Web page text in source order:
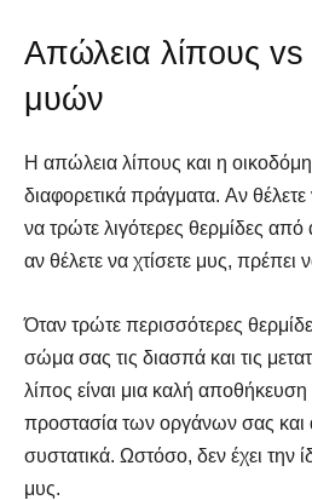
Απώλεια λίπους
μυών
Η απώλεια λίπους και η
διαφορετικά πράγματα. Αν
να τρώτε λιγότερες θερμίδες
αν θέλετε να χτίσετε μυς, πρέπει
Όταν τρώτε περισσότερες
σώμα σας τις διασπά και τις
λίπος είναι μια καλή
προστασία των οργάνων σας και
συστατικά. Ωστόσο, δεν έχει την
μυς.